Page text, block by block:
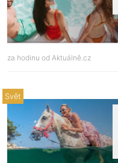
za hodinu od Aktuálně.cz
Svět